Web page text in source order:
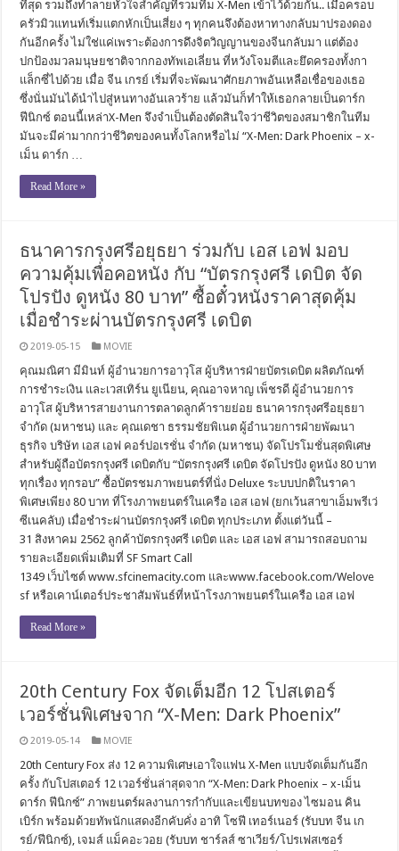
ที่สุด รวมถึงทำลายหัวใจสำคัญที่รวมทีม X-Men เข้าไว้ด้วยกัน.. เมื่อครอบ
ครัวมิวแทนท์เริ่มแตกหักเป็นเสี่ยง ๆ ทุกคนจึงต้องหาทางกลับมาปรองดอง
กันอีกครั้ง ไม่ใช่แค่เพราะต้องการดึงจิตวิญญานของจีนกลับมา แต่ต้อง
ปกป้องมวลมนุษยชาติจากกองทัพเอเลี่ยน ที่หวังโจมตีและยึดครองทั้งกา
แล็กซี่ไปด้วย เมื่อ จีน เกรย์ เริ่มที่จะพัฒนาศักยภาพอันเหลือเชื่อของเธอ
ซึ่งนั่นมันได้นำไปสู่หนทางอันเลวร้าย แล้วมันก็ทำให้เธอกลายเป็นดาร์ก
ฟีนิกซ์ ตอนนี้เหล่าX-Men จึงจำเป็นต้องตัดสินใจว่าชีวิตของสมาชิกในทีม
มันจะมีค่ามากกว่าชีวิตของคนทั้งโลกหรือไม่ “X-Men: Dark Phoenix – x-
เม็น ดาร์ก …
Read More »
ธนาคารกรุงศรีอยุธยา ร่วมกับ เอส เอฟ มอบ
ความคุ้มเพื่อคอหนัง กับ “บัตรกรุงศรี เดบิต จัด
โปรปัง ดูหนัง 80 บาท” ซื้อตั๋วหนังราคาสุดคุ้ม
เมื่อชำระผ่านบัตรกรุงศรี เดบิต
2019-05-15 MOVIE
คุณมณิศา มีมินท์ ผู้อำนวยการอาวุโส ผู้บริหารฝ่ายบัตรเดบิต ผลิตภัณฑ์
การชำระเงิน และเวสเทิร์น ยูเนียน, คุณอาจหาญ เพ็ชรดี ผู้อำนวยการ
อาวุโส ผู้บริหารสายงานการตลาดลูกค้ารายย่อย ธนาคารกรุงศรีอยุธยา
จำกัด (มหาชน) และ คุณเดชา ธรรมชัยพิเนต ผู้อำนวยการฝ่ายพัฒนา
ธุรกิจ บริษัท เอส เอฟ คอร์ปอเรชั่น จำกัด (มหาชน) จัดโปรโมชั่นสุดพิเศษ
สำหรับผู้ถือบัตรกรุงศรี เดบิตกับ “บัตรกรุงศรี เดบิต จัดโปรปัง ดูหนัง 80 บาท
ทุกเรื่อง ทุกรอบ” ซื้อบัตรชมภาพยนตร์ที่นั่ง Deluxe ระบบปกติในราคา
พิเศษเพียง 80 บาท ที่โรงภาพยนตร์ในเครือ เอส เอฟ (ยกเว้นสาขาเอ็มพรีเว่
ซีเนคลับ) เมื่อชำระผ่านบัตรกรุงศรี เดบิต ทุกประเภท ตั้งแต่วันนี้ –
31 สิงหาคม 2562 ลูกค้าบัตรกรุงศรี เดบิต และ เอส เอฟ สามารถสอบถาม
รายละเอียดเพิ่มเติมที่ SF Smart Call
1349 เว็บไซต์ www.sfcinemacity.com และwww.facebook.com/Welove
sf หรือเคาน์เตอร์ประชาสัมพันธ์ที่หน้าโรงภาพยนตร์ในเครือ เอส เอฟ
Read More »
20th Century Fox จัดเต็มอีก 12 โปสเตอร์
เวอร์ชั่นพิเศษจาก “X-Men: Dark Phoenix”
2019-05-14 MOVIE
20th Century Fox ส่ง 12 ความพิเศษเอาใจแฟน X-Men แบบจัดเต็มกันอีก
ครั้ง กับโปสเตอร์ 12 เวอร์ชั่นล่าสุดจาก “X-Men: Dark Phoenix – x-เม็น
ดาร์ก ฟีนิกซ์” ภาพยนตร์ผลงานการกำกับและเขียนบทของ ไซมอน คิน
เบิร์ก พร้อมด้วยทัพนักแสดงอีกคับคั่ง อาทิ โซฟี เทอร์เนอร์ (รับบท จีน เก
รย์/ฟีนิกซ์), เจมส์ แม็คอะวอย (รับบท ชาร์ลส์ ซาเวียร์/โปรเฟสเซอร์